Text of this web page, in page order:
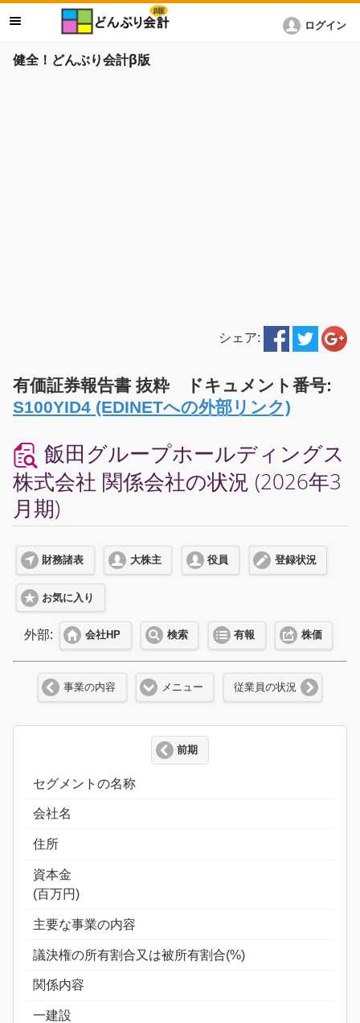
健全！どんぶり会計β版
ログイン
シェア:
有価証券報告書 抜粋 ドキュメント番号:
S100YID4 (EDINETへの外部リンク)
飯田グループホールディングス
株式会社 関係会社の状況 (2026年3
月期)
財務諸表 大株主 役員 登録状況
お気に入り
外部: 会社HP 検索 有報 株価
事業の内容 メニュー 従業員の状況
前期
セグメントの名称
会社名
住所
資本金
(百万円)
主要な事業の内容
議決権の所有割合又は被所有割合(%)
関係内容
一建設